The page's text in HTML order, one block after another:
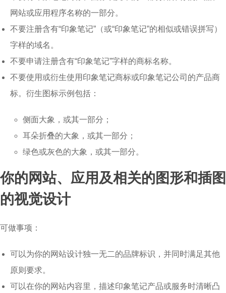
网站或应用程序名称的一部分。
不要注册含有“印象笔记”（或“印象笔记”的相似或错误拼写）
字样的域名。
不要申请注册含有“印象笔记”字样的商标名称。
不要使用或衍生使用印象笔记商标或印象笔记公司的产品商
标。衍生图标示例包括：
侧面大象，或其一部分；
耳朵折叠的大象，或其一部分；
绿色或灰色的大象，或其一部分。
你的网站、应用及相关的图形和插图
的视觉设计
可做事项：
可以为你的网站设计独一无二的品牌标识，并同时满足其他
原则要求。
可以在你的网站内容里，描述印象笔记产品或服务时清晰凸